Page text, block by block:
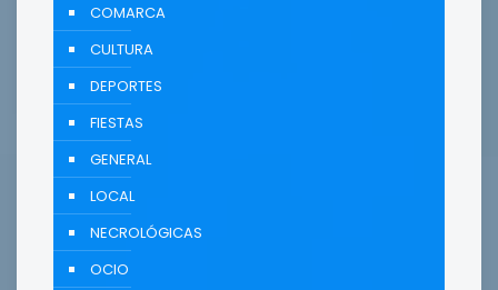
COMARCA
CULTURA
DEPORTES
FIESTAS
GENERAL
LOCAL
NECROLÓGICAS
OCIO